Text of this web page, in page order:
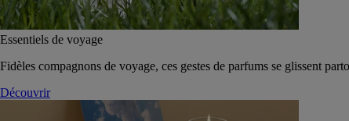
Essentiels de voyage
Fidèles compagnons de voyage, ces gestes de parfums se glissent
Découvrir